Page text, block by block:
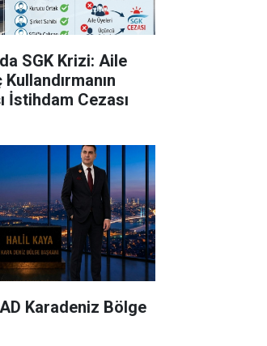
SGK Krizi: Aile
İstihdam Cezası
Karadeniz Bölge